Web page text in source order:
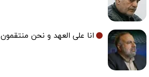
انا علی العهد و نحن منتقمون